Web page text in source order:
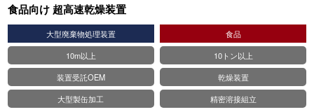
食品向け 超高速乾燥装置
大型廃棄物処理装置
⾷品
10m以上
10トン以上
装置受託OEM
乾燥装置
大型製缶加工
精密溶接組立